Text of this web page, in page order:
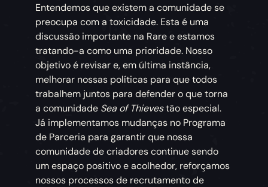
Entendemos que existem a comunidade se
preocupa com a toxicidade. Esta é uma
discussão importante na Rare e estamos
tratando-a como uma prioridade. Nosso
objetivo é revisar e, em última instância,
melhorar nossas políticas para que todos
trabalhem juntos para defender o que torna
a comunidade Sea of Thievestão especial.
Já implementamos mudanças no Programa
de Parceria para garantir que nossa
comunidade de criadores continue sendo
um espaço positivo e acolhedor, reforçamos
nossos processos de recrutamento de